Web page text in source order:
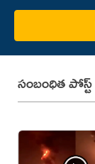
సంబంధిత పోస్ట్